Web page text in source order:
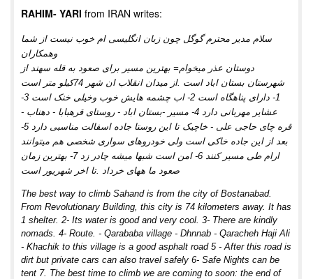
RAHIM- YARI from IRAN writes:
سلام مدیر محترم گوگل چون زبان انگلیسی ام خوب نیست از شما
وهمکاران
دوستان عذر میخوام= بهترین مسیر برای صعود به قله سهند از
شهرستان بستان اباد است .از میدان انقلاب ان شهر 74کیلو متر است
1- دارای پناهگاه است 2- اب چشمه هایش خوب وخیلی خنک است 3-
عشایر مهربانی دارد 4- مسیر -بستان اباد - روستای قرهبابا - دهناب -
قره چای حاجی علی - خاچیک تا این روستا جاده اسفالت مناسبی دارد 5-
بعد از این جاده خاکی است ولی خودروهای سواری شخصی هم میتوانند
ارام طی مسیر کنند 6- امن است شبها میشه چادر زد 7- بهترین زمان
صعود ما ههای خرداد .تا اخر شهریور است
The best way to climb Sahand is from the city of Bostanabad.
From Revolutionary Building, this city is 74 kilometers away. It has
1 shelter. 2- Its water is good and very cool. 3- There are kindly
nomads. 4- Route. - Qarababa village - Dhnnab - Qaracheh Haji Ali
- Khachik to this village is a good asphalt road 5 - After this road is
dirt but private cars can also travel safely 6- Safe Nights can be
tent 7. The best time to climb we are coming to soon: the end of